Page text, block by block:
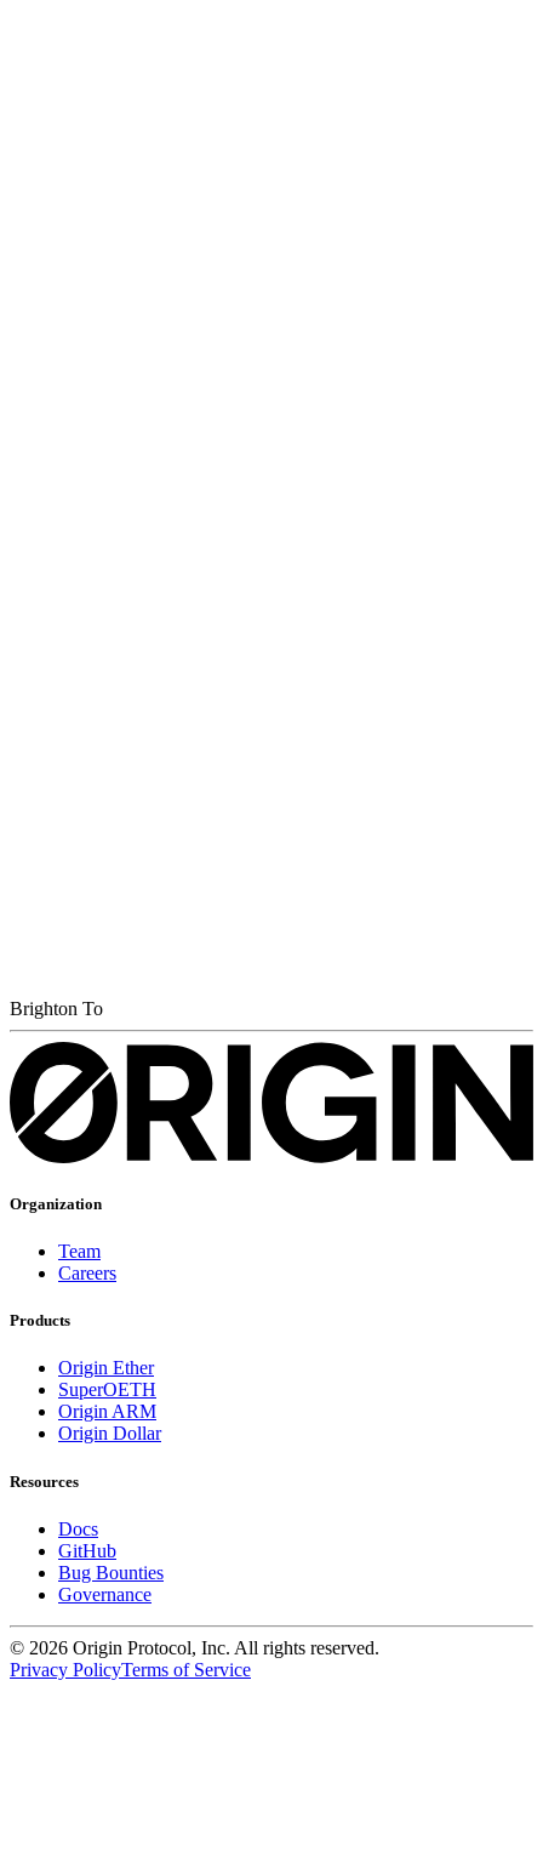
Brighton To
Organization
Team
Careers
Products
Origin Ether
SuperOETH
Origin ARM
Origin Dollar
Resources
Docs
GitHub
Bug Bounties
Governance
© 2026 Origin Protocol, Inc. All rights reserved.
Privacy PolicyTerms of Service